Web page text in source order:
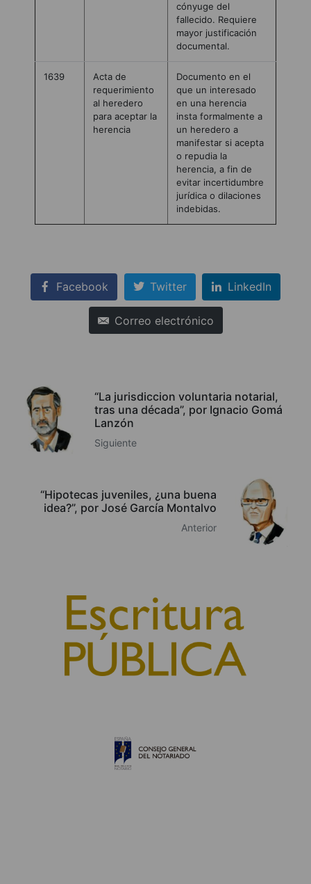
cónyuge del
fallecido. Requiere
mayor justificación
documental.
1639
Acta de
requerimiento
al heredero
para aceptar la
herencia
Documento en el
que un interesado
en una herencia
insta formalmente a
un heredero a
manifestar si acepta
o repudia la
herencia, a fin de
evitar incertidumbre
jurídica o dilaciones
indebidas.
Facebook Twitter LinkedIn
Correo electrónico
“La jurisdiccion voluntaria notarial,
tras una década”, por Ignacio Gomá
Lanzón
Siguiente
“Hipotecas juveniles, ¿una buena
idea?”, por José García Montalvo
Anterior